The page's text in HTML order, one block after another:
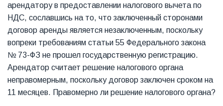
арендатору в предоставлении налогового вычета по
НДС, сославшись на то, что заключенный сторонами
договор аренды является незаключенным, поскольку
вопреки требованиям статьи 55 Федерального закона
№ 73-ФЗ не прошел государственную регистрацию.
Арендатор считает решение налогового органа
неправомерным, поскольку договор заключен сроком на
11 месяцев. Правомерно ли решение налогового органа?